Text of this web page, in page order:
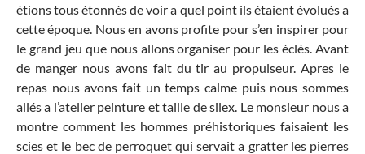
étions tous étonnés de voir a quel point ils étaient évolués a
cette époque. Nous en avons profite pour s’en inspirer pour
le grand jeu que nous allons organiser pour les éclés. Avant
de manger nous avons fait du tir au propulseur. Apres le
repas nous avons fait un temps calme puis nous sommes
allés a l’atelier peinture et taille de silex. Le monsieur nous a
montre comment les hommes préhistoriques faisaient les
scies et le bec de perroquet qui servait a gratter les pierres